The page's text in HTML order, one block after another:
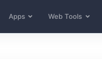
Apps Web Tools